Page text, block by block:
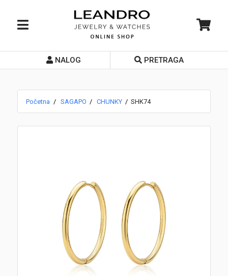
Početna
Prodavnice
NALOG PRETRAGA
Početna SAGAPO CHUNKY SHK74